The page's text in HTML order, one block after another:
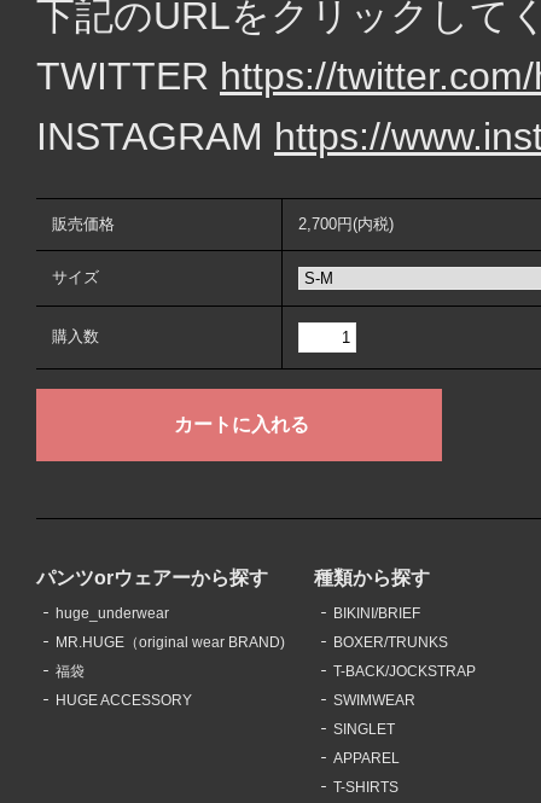
下記のURLをクリックして
TWITTER https://
INSTAGRAM https://
販売価格 2,700円(内税)
サイズ
購入数
パンツorウェアーから探す
huge_underwear
MR.HUGE（original wear BRAND)
福袋
HUGE ACCESSORY
種類から探す
BIKINI/BRIEF
BOXER/TRUNKS
T-BACK/JOCKSTRAP
SWIMWEAR
SINGLET
APPAREL
T-SHIRTS